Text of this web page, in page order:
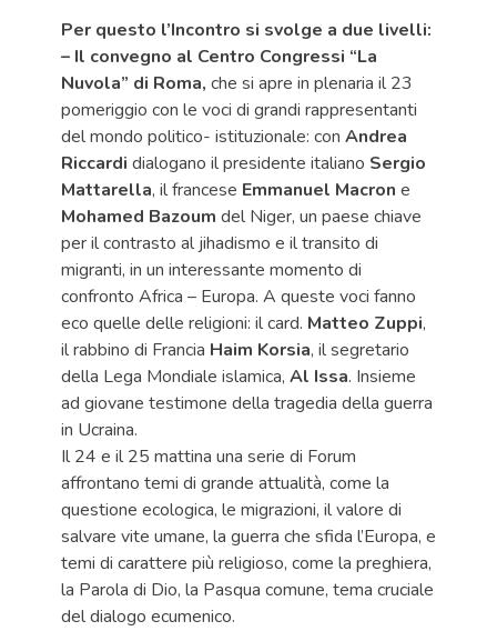
Per questo l’Incontro si svolge a due livelli:
– Il convegno al Centro Congressi “La
Nuvola” di Roma, che si apre in plenaria il 23
pomeriggio con le voci di grandi rappresentanti
del mondo politico- istituzionale: con Andrea
Riccardi dialogano il presidente italiano Sergio
Mattarella, il francese Emmanuel Macron e
Mohamed Bazoum del Niger, un paese chiave
per il contrasto al jihadismo e il transito di
migranti, in un interessante momento di
confronto Africa – Europa. A queste voci fanno
eco quelle delle religioni: il card. Matteo Zuppi,
il rabbino di Francia Haim Korsia, il segretario
della Lega Mondiale islamica, Al Issa. Insieme
ad giovane testimone della tragedia della guerra
in Ucraina.
Il 24 e il 25 mattina una serie di Forum
affrontano temi di grande attualità, come la
questione ecologica, le migrazioni, il valore di
salvare vite umane, la guerra che sfida l’Europa, e
temi di carattere più religioso, come la preghiera,
la Parola di Dio, la Pasqua comune, tema cruciale
del dialogo ecumenico.